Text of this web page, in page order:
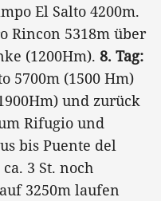
El Salto 4200m.
Rincon 5318m über
(1200Hm). 8. Tag:
5700m (1500 Hm)
und zurück
Rifugio und
bis Puente del
3 St. noch
3250m laufen